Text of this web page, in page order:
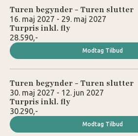
Turen begynder - Turen slutter
16. maj 2027 - 29. maj 2027
Turpris inkl. fly
28.590,-
Modtag Tilbud
Turen begynder - Turen slutter
30. maj 2027 - 12. jun 2027
Turpris inkl. fly
30.290,-
Modtag Tilbud